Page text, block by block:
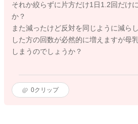
それか絞らずに片方だけ1日1.2回だけ
か？
また減ったけど反対を同じように減ら
した方の回数が必然的に増えますが母
しまうのでしょうか？
0クリップ